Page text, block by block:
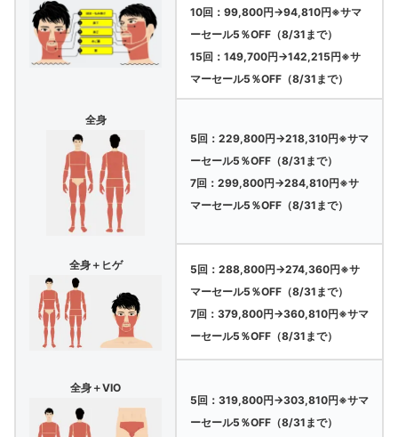
10回：99,800円→94,810円※サマ
ーセール5％OFF（8/31まで）
15回：149,700円→142,215円※サ
マーセール5％OFF（8/31まで）
全身
5回：229,800円→218,310円※サマ
ーセール5％OFF（8/31まで）
7回：299,800円→284,810円※サ
マーセール5％OFF（8/31まで）
全身＋ヒゲ
5回：288,800円→274,360円※サ
マーセール5％OFF（8/31まで）
7回：379,800円→360,810円※サマ
ーセール5％OFF（8/31まで）
全身＋VIO
5回：319,800円→303,810円※サマ
ーセール5％OFF（8/31まで）